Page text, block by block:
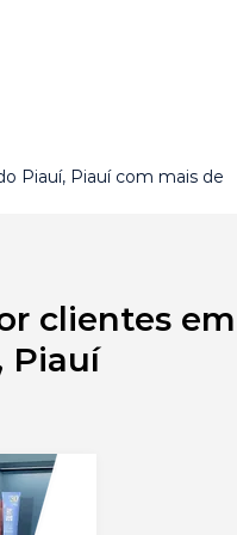
Piauí, Piauí com mais de
clientes em
Piauí